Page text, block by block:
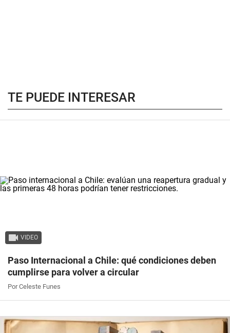
TE PUEDE INTERESAR
VIDEO
Paso Internacional a Chile: qué condiciones deben
cumplirse para volver a circular
Por Celeste Funes